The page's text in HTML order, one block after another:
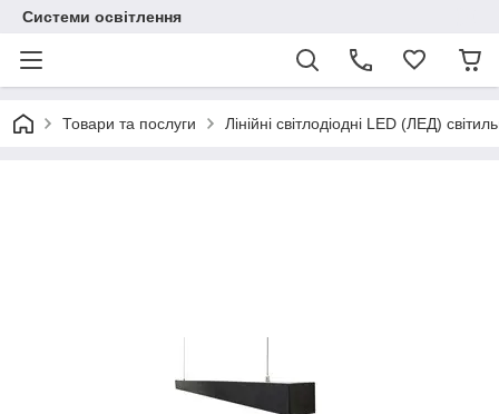
Системи освітлення
Товари та послуги Лінійні світлодіодні LED (ЛЕД)